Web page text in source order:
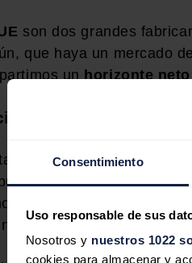
Consentimiento
Uso responsable de sus
Nosotros y nuestros 1022
cookies para almacenar y
son dos grandes
que haya un mercado
un horizonte
energética para
que hay un proceso
por "la difusión
la solar y la eólica,
avanzadas,